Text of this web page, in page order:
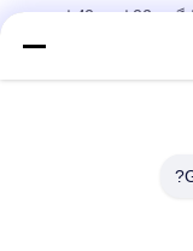
آینه ورزشی هوشمند مجازی 3D برای باشگاه خانگی، 32 اینچ، 43 اینچ،
صفحه نمایش تبلیغاتی ال